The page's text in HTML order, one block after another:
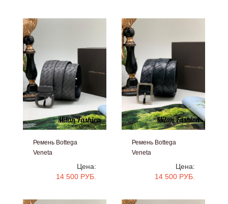
Ремень Bottega
Veneta
Цена:
14 500 РУБ.
Ремень Bottega
Veneta
Цена:
14 500 РУБ.